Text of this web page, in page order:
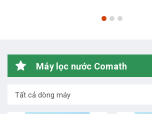
Máy lọc nước Comath
Tất cả dòng máy